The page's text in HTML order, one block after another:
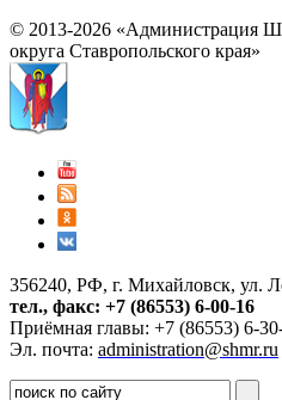
© 2013-2026 «Администрация
округа Ставропольского края»
356240, РФ, г. Михайловск, ул.
тел., факс: +7 (86553) 6-00-16
Приёмная главы: +7 (86553) 6-
Эл. почта: administration@shmr.ru